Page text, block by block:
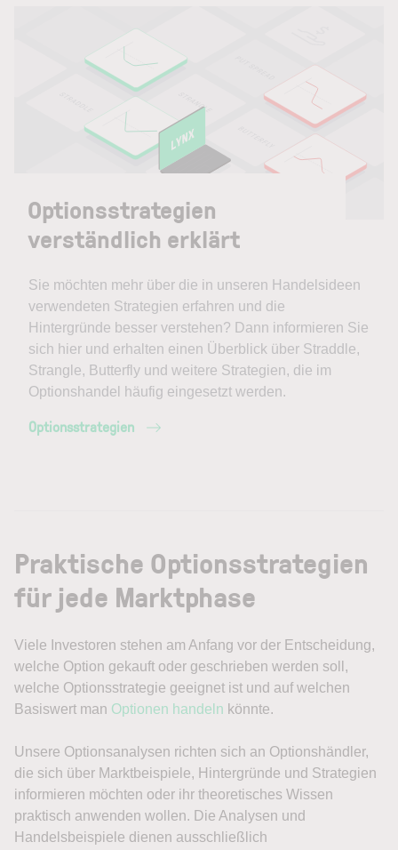
Optionsstrategien
verständlich erklärt
Sie möchten mehr über die in unseren Handelsideen
verwendeten Strategien erfahren und die
Hintergründe besser verstehen? Dann informieren Sie
sich hier und erhalten einen Überblick über Straddle,
Strangle, Butterfly und weitere Strategien, die im
Optionshandel häufig eingesetzt werden.
Optionsstrategien
Praktische Optionsstrategien
für jede Marktphase
Viele Investoren stehen am Anfang vor der Entscheidung,
welche Option gekauft oder geschrieben werden soll,
welche Optionsstrategie geeignet ist und auf welchen
Basiswert man Optionen handeln könnte.
Unsere Optionsanalysen richten sich an Optionshändler,
die sich über Marktbeispiele, Hintergründe und Strategien
informieren möchten oder ihr theoretisches Wissen
praktisch anwenden wollen. Die Analysen und
Handelsbeispiele dienen ausschließlich